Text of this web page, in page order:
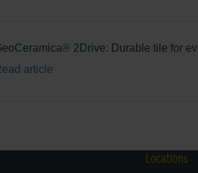
2Drive: Durable tile for
article
Locations